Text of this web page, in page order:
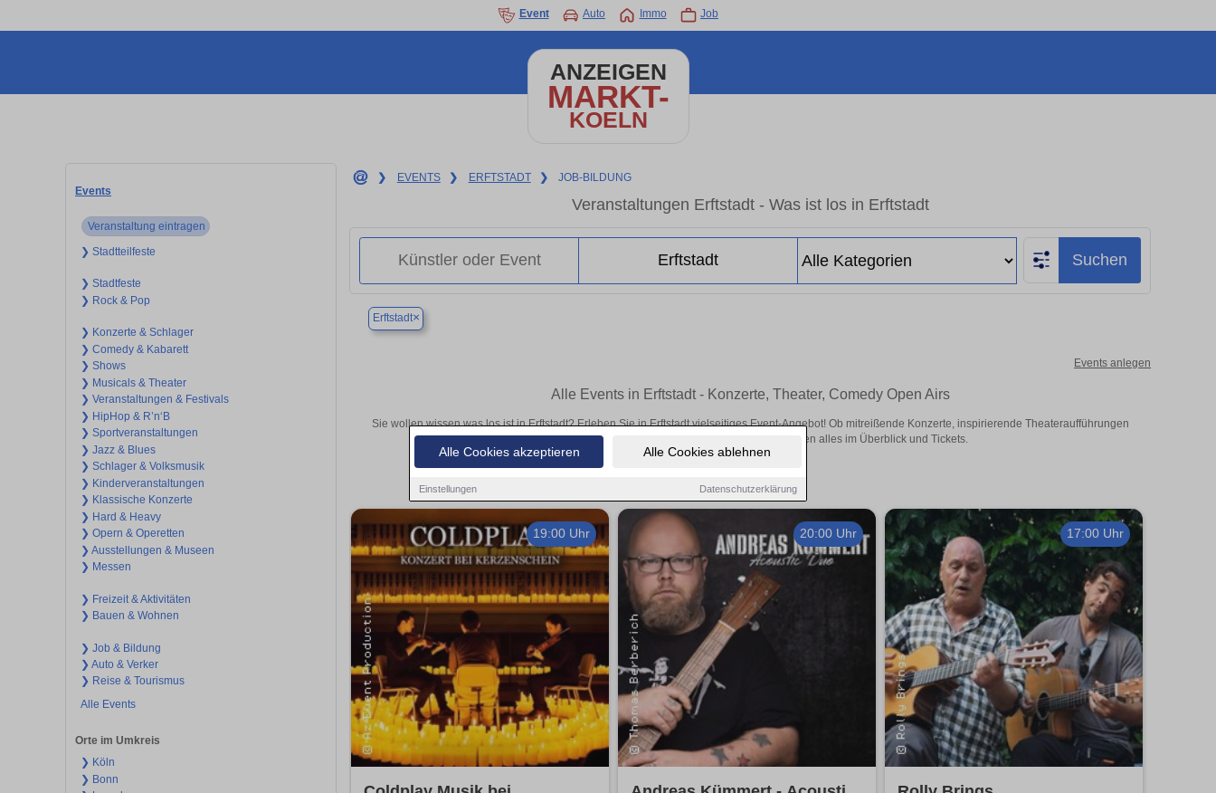
Alle Cookies akzeptieren Alle Cookies ablehnen
Einstellungen Datenschutzerklärung
Event Auto Immo Job
ANZEIGEN
MARKT-
KOELN
Events
Veranstaltung eintragen
❯ Stadtteilfeste
❯ Stadtfeste
❯ Rock & Pop
❯ Konzerte & Schlager
❯ Comedy & Kabarett
❯ Shows
❯ Musicals & Theater
❯ Veranstaltungen & Festivals
❯ HipHop & R’n‘B
❯ Sportveranstaltungen
❯ Jazz & Blues
❯ Schlager & Volksmusik
❯ Kinderveranstaltungen
❯ Klassische Konzerte
❯ Hard & Heavy
❯ Opern & Operetten
❯ Ausstellungen & Museen
❯ Messen
❯ Freizeit & Aktivitäten
❯ Bauen & Wohnen
❯ Job & Bildung
❯ Auto & Verker
❯ Reise & Tourismus
Alle Events
Orte im Umkreis
❯ Köln
❯ Bonn
❯ EVENTS ❯ ERFTSTADT ❯ JOB-BILDUNG
Veranstaltungen Erftstadt - Was ist los in Erftstadt
Suchen
Erftstadt×
Events anlegen
Alle Events in Erftstadt - Konzerte, Theater, Comedy Open Airs
Sie wollen wissen was los ist in Erftstadt? Erleben Sie in Erftstadt vielseitiges Event-Angebot! Ob mitreißende Konzerte, inspirierende Theateraufführungen
oder aufregende Veranstaltungen in Erftstadt – hier finden alles im Überblick und Tickets.
19:00 Uhr 20:00 Uhr 17:00 Uhr